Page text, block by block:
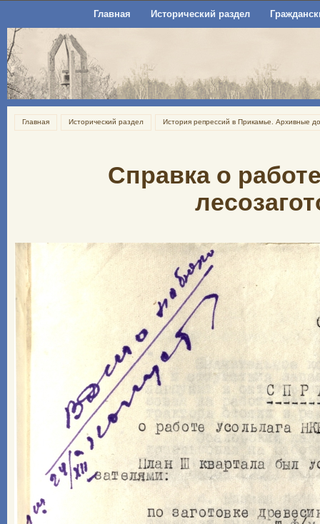
Главная Исторический раздел
Главная Исторический раздел История репрессий в Прикамье. Архивные
Справка о